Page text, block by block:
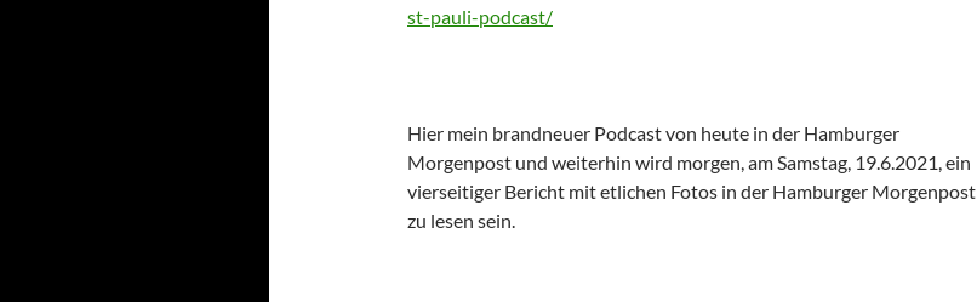
st-pauli-podcast/
Hier mein brandneuer Podcast von heute in der Hamburger
Morgenpost und weiterhin wird morgen, am Samstag, 19.6.2021, ein
vierseitiger Bericht mit etlichen Fotos in der Hamburger Morgenpost
zu lesen sein.